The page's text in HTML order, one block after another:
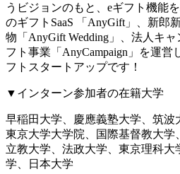
うビジョンのもと、eギフト機能
のギフトSaaS 「AnyGift」、新郎
物「AnyGift Wedding」、法人キ
フト事業「AnyCampaign」を運
フトスタートアップです！
▼インターン参加者の在籍大学
早稲田大学、慶應義塾大学、筑波
東京大学大学院、国際基督教大学
立教大学、法政大学、東京理科
学、日本大学